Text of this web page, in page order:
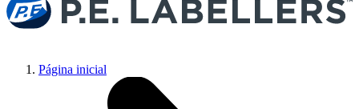
Página inicial